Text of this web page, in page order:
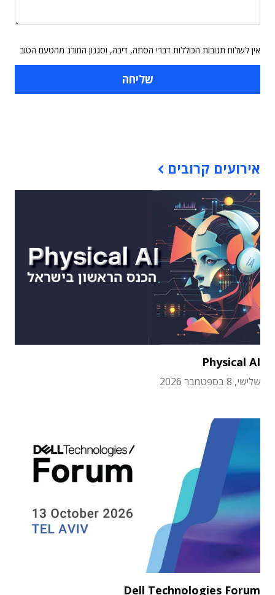
אין לשלוח תגובות הכוללות דברי הסתה, דיבה, וסגנון החורג מהטעם הטוב
אירועים קרובים
Physical AI
שלישי, 8 בספטמבר 2026
Dell Technologies Forum